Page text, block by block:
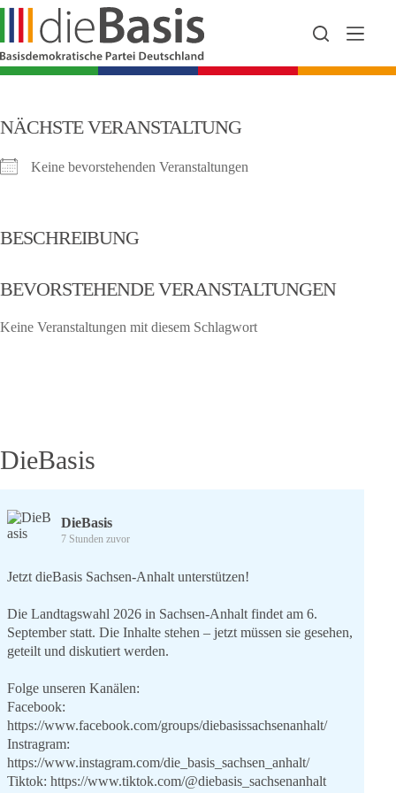
Zum
springen
NÄCHSTE VERANSTALTUNG
Keine bevorstehenden Veranstaltungen
BESCHREIBUNG
BEVORSTEHENDE VERANSTALTUNGEN
Keine Veranstaltungen mit diesem Schlagwort
DieBasis
DieBasis
7 Stunden zuvor
Jetzt dieBasis Sachsen-Anhalt unterstützen!
Die Landtagswahl 2026 in Sachsen-Anhalt findet am 6.
September statt. Die Inhalte stehen – jetzt müssen sie gesehen,
geteilt und diskutiert werden.
Folge unseren Kanälen:
Facebook:
https://www.facebook.com/groups/diebasissachsenanhalt/
Instragram:
https://www.instagram.com/die_basis_sachsen_anhalt/
Tiktok: https://www.tiktok.com/@diebasis_sachsenanhalt